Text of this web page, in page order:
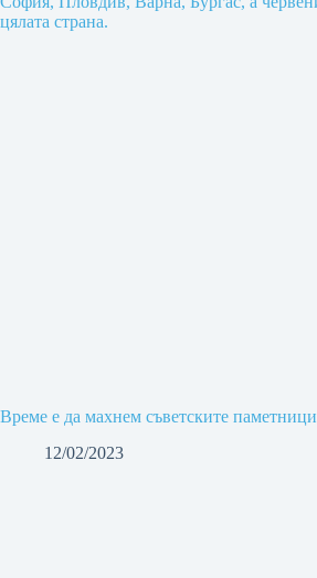
Време е да махнем съветските паметници
12/02/2023